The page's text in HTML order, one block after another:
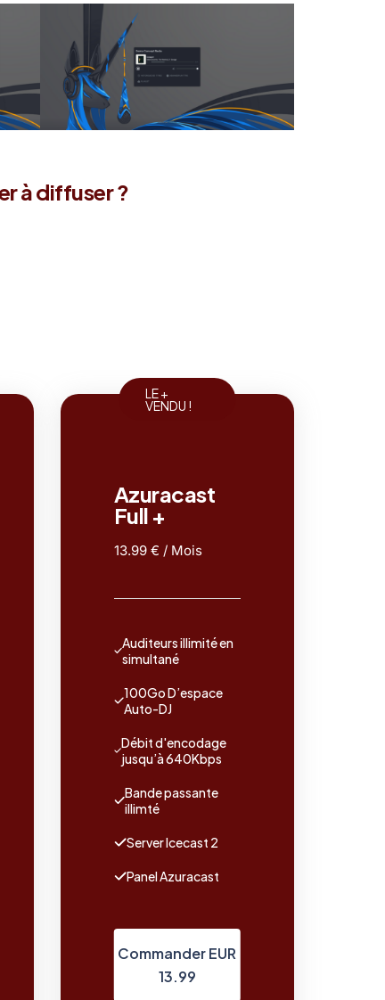
à diffuser ?
LE +
VENDU !
Azuracast
Full +
13.99 € / Mois
Auditeurs illimité en
simultané
100Go D’espace
Auto-DJ
Débit d'encodage
jusqu’à 640Kbps
Bande passante
illimté
Server Icecast 2
Panel Azuracast
Commander EUR
13.99